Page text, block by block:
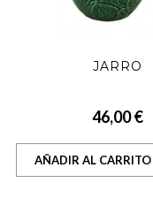
JARRO
46,00 €
AÑADIR AL CARRITO